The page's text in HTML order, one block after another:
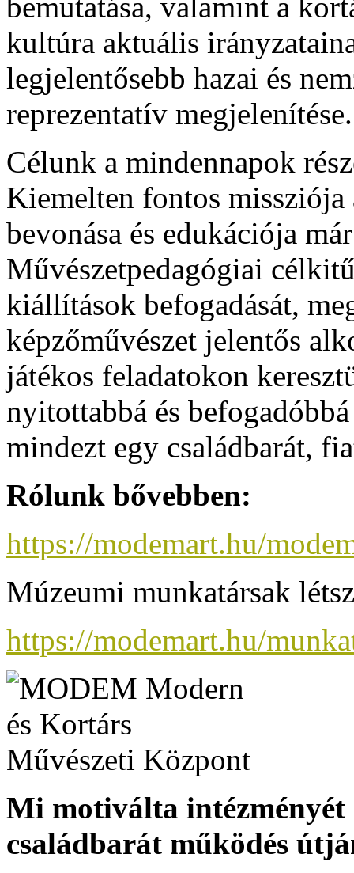
kultúra aktuális
legjelentősebb hazai és
reprezentatív megjelenítése.
Célunk a mindennapok
Kiemelten fontos
bevonása és edukációja
Művészetpedagógiai
kiállítások befogadását,
képzőművészet jelentős
játékos feladatokon
nyitottabbá és
mindezt egy családbarát,
Rólunk bővebben:
https://modemart.hu/
Múzeumi munkatársak
https://modemart.hu/
Mi motiválta
családbarát működés